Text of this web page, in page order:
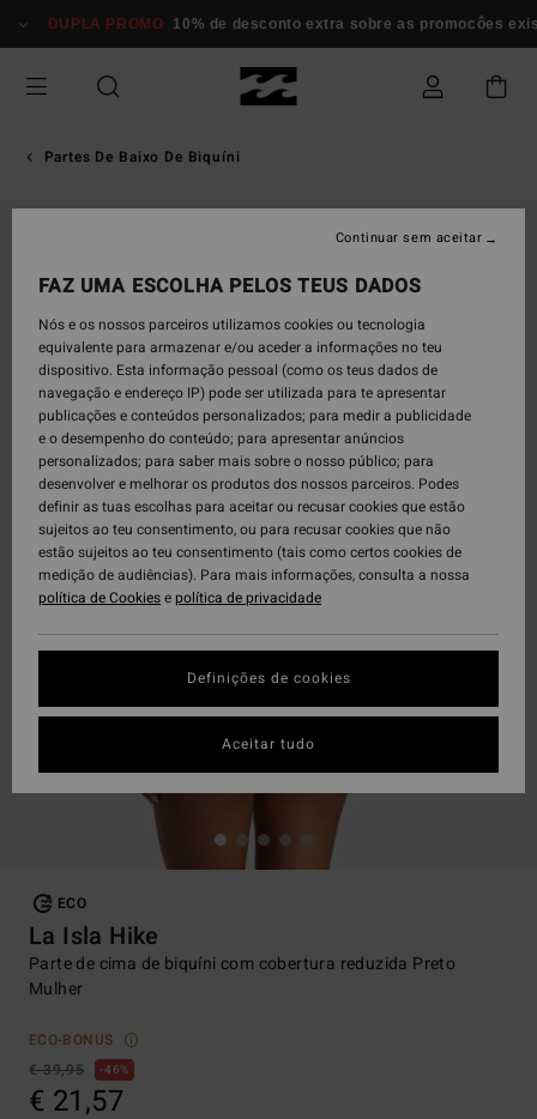
para
informação
DUPLA PROMO 10% de desconto extra sobre as promocôes
Partes De Baixo De Biquíni
ECO
La Isla Hike
Parte de cima de biquíni com cobertura reduzida Preto
Mulher
ECO-BONUS
€ 39,95
46%
€ 21,57
FAZ UMA ESCOLHA PELOS TEUS DADOS
Nós e os nossos parceiros utilizamos cookies ou tecnologia
equivalente para armazenar e/ou aceder a informações no teu
dispositivo. Esta informação pessoal (como os teus dados de
navegação e endereço IP) pode ser utilizada para te apresentar
publicações e conteúdos personalizados; para medir a publicidade
e o desempenho do conteúdo; para apresentar anúncios
personalizados; para saber mais sobre o nosso público; para
desenvolver e melhorar os produtos dos nossos parceiros. Podes
definir as tuas escolhas para aceitar ou recusar cookies que estão
sujeitos ao teu consentimento, ou para recusar cookies que não
estão sujeitos ao teu consentimento (tais como certos cookies de
medição de audiências). Para mais informações, consulta a nossa
política de Cookiesepolítica de privacidade
Definições de cookies
Continuar sem aceitar
Aceitar tudo